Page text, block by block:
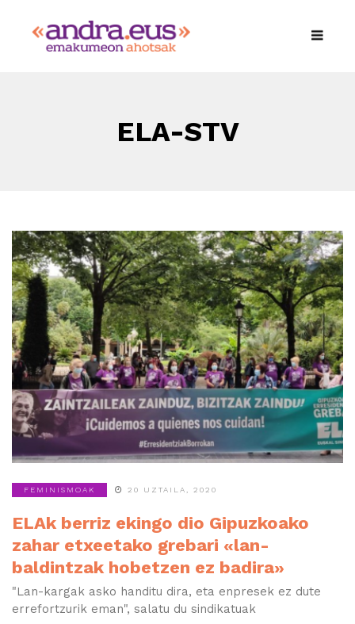
ELA-STV
FEMINISMOAK 20 UZTAILA, 2020
ELAk berriz ekingo dio Gipuzkoako
zahar etxeetako grebari «lan-
baldintzak hobetzen ez badira»
"Lan-kargak asko handitu dira, eta enpresek ez dute
errefortzurik eman", salatu du sindikatuak